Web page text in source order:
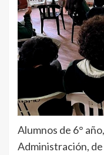
Alumnos de 6°
Administración, de